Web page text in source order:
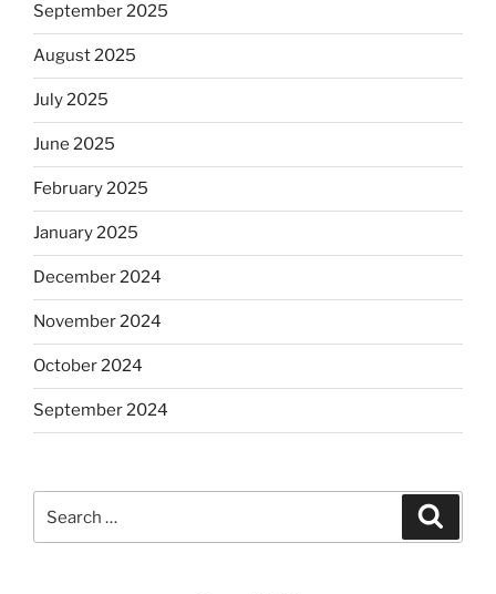
September 2025
August 2025
July 2025
June 2025
February 2025
January 2025
December 2024
November 2024
October 2024
September 2024
for: